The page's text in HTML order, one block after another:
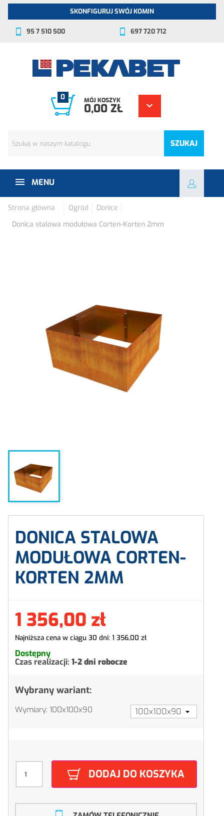
SKONFIGURUJ SWÓJ KOMIN
95 7 510 500 697 720 712
SZUKAJ
0 MÓJ KOSZYK
0,00 ZŁ
MENU
Strona główna Ogród
Donice
Donica stalowa modułowa Corten-Korten 2mm
DONICA STALOWA
MODUŁOWA CORTEN-
KORTEN 2MM
1 356,00 zł
Najniższa cena w ciągu 30 dni: 1 356,00 zł
Dostępny
Czas realizacji: 1-2 dni robocze
Wybrany wariant:
Wymiary: 100x100x90
DODAJ DO KOSZYKA